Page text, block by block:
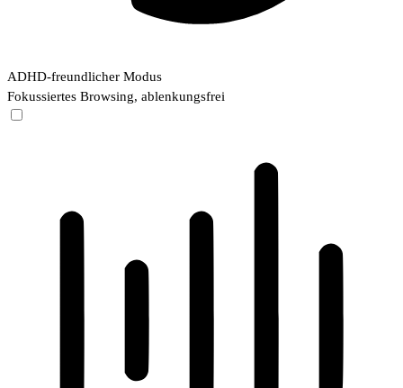
ADHD-freundlicher Modus
Fokussiertes Browsing, ablenkungsfrei